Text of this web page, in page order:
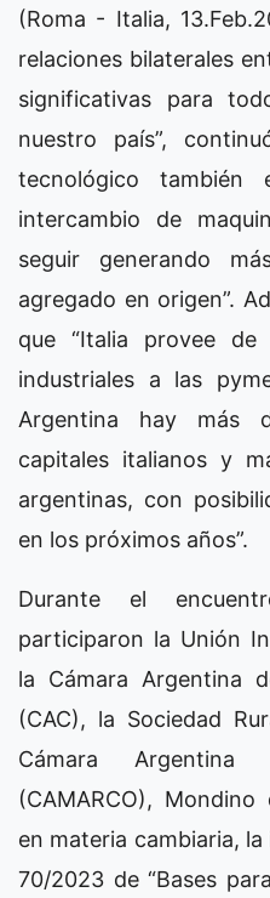
(Roma - Italia,
relaciones bilaterales
significativas para
nuestro país”,
tecnológico también
intercambio de
seguir generando
agregado en origen”.
que “Italia provee de
industriales a las
Argentina hay más
capitales italianos y
argentinas, con
en los próximos años”.
Durante el
participaron la Unión
la Cámara Argentina
(CAC), la Sociedad
Cámara
(CAMARCO),
en materia cambiaria,
70/2023 de “Bases